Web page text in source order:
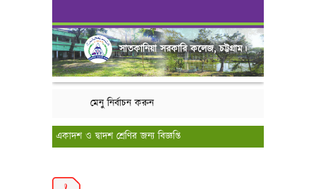
সাতকানিয়া সরকারি কলেজ, চট্টগ্রাম।
মেনু নির্বাচন করুন
একাদশ ও দ্বাদশ শ্রেণির জন্য বিজ্ঞপ্তি